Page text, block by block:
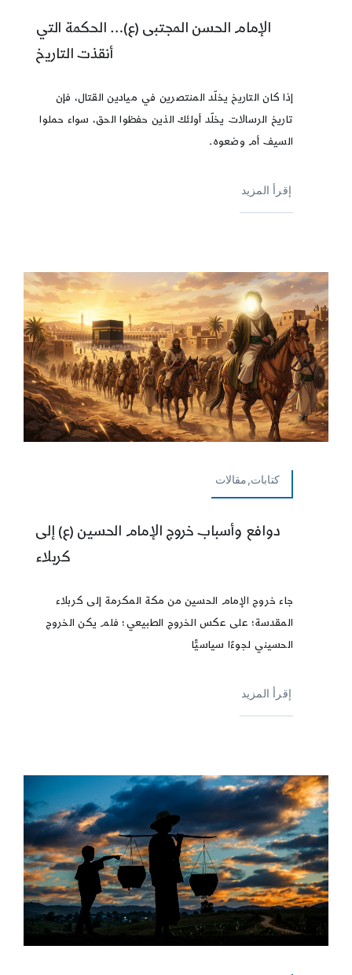
الإمام الحسن المجتبى (ع)… الحكمة التي
أنقذت التاريخ
إذا كان التاريخ يخلّد المنتصرين في ميادين القتال، فإن
تاريخ الرسالات يخلّد أولئك الذين حفظوا الحق، سواء حملوا
السيف أم وضعوه.
إقرأ المزيد
كتابات,مقالات
دوافع وأسباب خروج الإمام الحسين (ع) إلى
كربلاء
جاء خروج الإمام الحسين من مكة المكرمة إلى كربلاء
المقدسة؛ على عكس الخروج الطبيعي؛ فلم يكن الخروج
الحسيني لجوءًا سياسيًّا
إقرأ المزيد